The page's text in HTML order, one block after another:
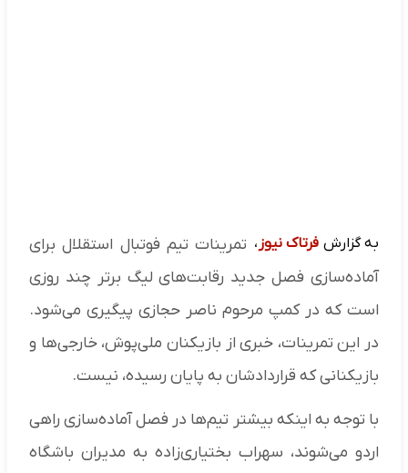
به گزارش فرتاک نیوز ، تمرینات تیم فوتبال استقلال برای
آماده‌سازی فصل جدید رقابت‌های لیگ برتر چند روزی
است که در کمپ مرحوم ناصر حجازی پیگیری می‌شود.
در این تمرینات، خبری از بازیکنان ملی‌پوش، خارجی‌ها و
بازیکنانی که قراردادشان به پایان رسیده، نیست.
با توجه به اینکه بیشتر تیم‌ها در فصل آماده‌سازی راهی
اردو می‌شوند، سهراب بختیاری‌زاده به مدیران باشگاه